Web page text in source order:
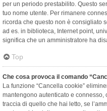
per un periodo prestabilito. Questo
tuo nome utente. Per rimanere
ricorda che questo non è consigliato
ad es. in biblioteca, Internet point,
significa che un amministratore ha
Top
Che cosa provoca il comando
La funzione “Cancella cookie”
mantengono autenticato e connesso,
traccia di quello che hai letto, se